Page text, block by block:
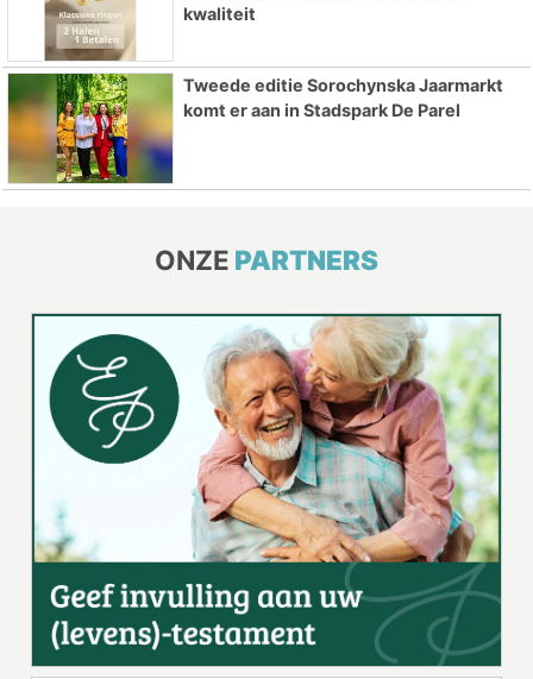
kwaliteit
Tweede editie Sorochynska Jaarmarkt
komt er aan in Stadspark De Parel
ONZE PARTNERS